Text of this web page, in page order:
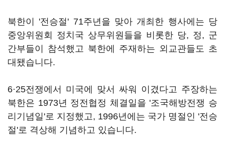
북한이 '전승절' 71주년을 맞아 개최한 행사에는 당
중앙위원회 정치국 상무위원들을 비롯한 당, 정, 군
간부들이 참석했고 북한에 주재하는 외교관들도 초
대됐습니다.
6·25전쟁에서 미국에 맞서 싸워 이겼다고 주장하는
북한은 1973년 정전협정 체결일을 '조국해방전쟁 승
리기념일'로 지정했고, 1996년에는 국가 명절인 '전승
절'로 격상해 기념하고 있습니다.